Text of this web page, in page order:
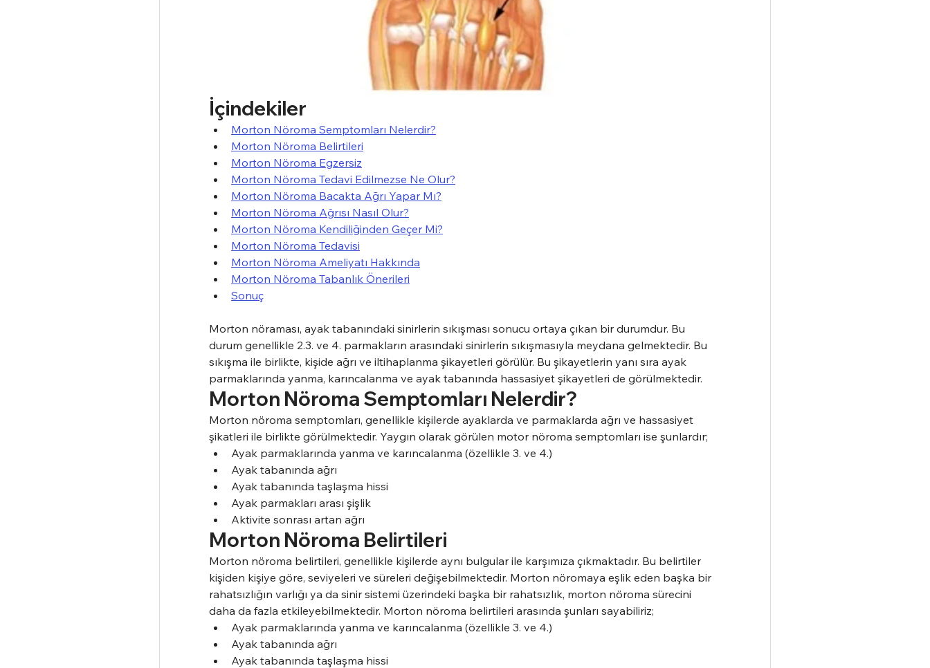
İçindekiler
Morton Nöroma Semptomları Nelerdir?
Morton Nöroma Belirtileri
Morton Nöroma Egzersiz
Morton Nöroma Tedavi Edilmezse Ne Olur?
Morton Nöroma Bacakta Ağrı Yapar Mı?
Morton Nöroma Ağrısı Nasıl Olur?
Morton Nöroma Kendiliğinden Geçer Mi?
Morton Nöroma Tedavisi
Morton Nöroma Ameliyatı Hakkında
Morton Nöroma Tabanlık Önerileri
Sonuç
Morton nöraması, ayak tabanındaki sinirlerin sıkışması sonucu ortaya çıkan bir durumdur. Bu
durum genellikle 2.3. ve 4. parmakların arasındaki sinirlerin sıkışmasıyla meydana gelmektedir. Bu
sıkışma ile birlikte, kişide ağrı ve iltihaplanma şikayetleri görülür. Bu şikayetlerin yanı sıra ayak
parmaklarında yanma, karıncalanma ve ayak tabanında hassasiyet şikayetleri de görülmektedir.
Morton Nöroma Semptomları Nelerdir?
Morton nöroma semptomları, genellikle kişilerde ayaklarda ve parmaklarda ağrı ve hassasiyet
şikatleri ile birlikte görülmektedir. Yaygın olarak görülen motor nöroma semptomları ise şunlardır;
Ayak parmaklarında yanma ve karıncalanma (özellikle 3. ve 4.)
Ayak tabanında ağrı
Ayak tabanında taşlaşma hissi
Ayak parmakları arası şişlik
Aktivite sonrası artan ağrı
Morton Nöroma Belirtileri
Morton nöroma belirtileri, genellikle kişilerde aynı bulgular ile karşımıza çıkmaktadır. Bu belirtiler
kişiden kişiye göre, seviyeleri ve süreleri değişebilmektedir. Morton nöromaya eşlik eden başka bir
rahatsızlığın varlığı ya da sinir sistemi üzerindeki başka bir rahatsızlık, morton nöroma sürecini
daha da fazla etkileyebilmektedir. Morton nöroma belirtileri arasında şunları sayabiliriz;
Ayak parmaklarında yanma ve karıncalanma (özellikle 3. ve 4.)
Ayak tabanında ağrı
Ayak tabanında taşlaşma hissi